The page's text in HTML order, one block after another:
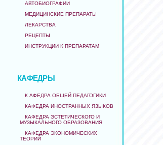
АВТОБИОГРАФИИ
МЕДИЦИНСКИЕ ПРЕПАРАТЫ
ЛЕКАРСТВА
РЕЦЕПТЫ
ИНСТРУКЦИИ К ПРЕПАРАТАМ
КАФЕДРЫ
К АФЕДРА ОБЩЕЙ ПЕДАГОГИКИ
КАФЕДРА ИНОСТРАННЫХ ЯЗЫКОВ
КАФЕДРА ЭСТЕТИЧЕСКОГО И
МУЗЫКАЛЬНОГО ОБРАЗОВАНИЯ
КАФЕДРА ЭКОНОМИЧЕСКИХ
ТЕОРИЙ